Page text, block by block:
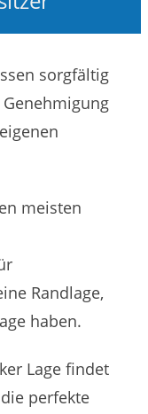
sorgfältig
meisten
Randlage,
haben.
Lage findet
perfekte